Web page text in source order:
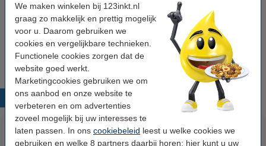
We maken winkelen bij 123inkt.nl
graag zo makkelijk en prettig mogelijk
voor u. Daarom gebruiken we
cookies en vergelijkbare technieken.
Functionele cookies zorgen dat de
website goed werkt.
Marketingcookies gebruiken we om
ons aanbod en onze website te
verbeteren en om advertenties
zoveel mogelijk bij uw interesses te
laten passen. In ons cookiebeleid leest u welke cookies we
gebruiken en welke 8 partners daarbij horen; hier kunt u uw
Direct leverbaar
Morgen in huis
€ 0,95 Bestellen
Populaire producten